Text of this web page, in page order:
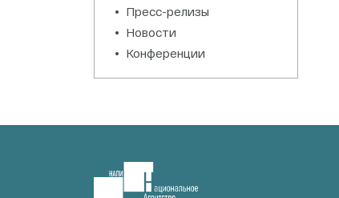
Пресс-релизы
Новости
Конференции